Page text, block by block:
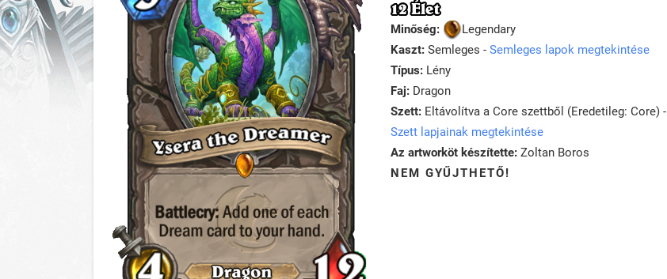
12 Élet
Minőség:
Legendary
Kaszt: Semleges - Semleges lapok megtekintése
Típus: Lény
Faj: Dragon
Szett: Eltávolítva a Core szettből (Eredetileg: Core) -
Szett lapjainak megtekintése
Az artworköt készítette: Zoltan Boros
NEM GYŰJTHETŐ!